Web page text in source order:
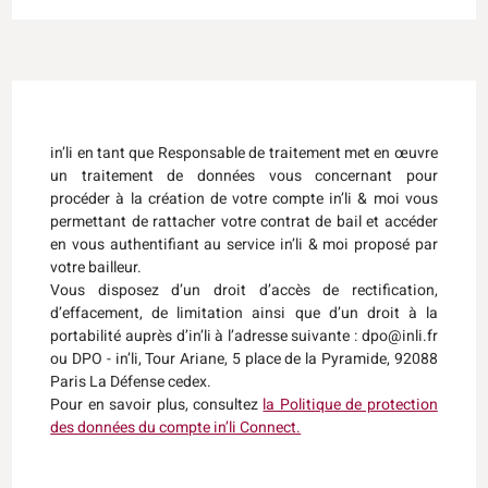
in’li en tant que Responsable de traitement met en œuvre
un traitement de données vous concernant pour
procéder à la création de votre compte in’li & moi vous
permettant de rattacher votre contrat de bail et accéder
en vous authentifiant au service in’li & moi proposé par
votre bailleur.
Vous disposez d’un droit d’accès de rectification,
d’effacement, de limitation ainsi que d’un droit à la
portabilité auprès d’in’li à l’adresse suivante : dpo@inli.fr
ou DPO - in’li, Tour Ariane, 5 place de la Pyramide, 92088
Paris La Défense cedex.
Pour en savoir plus, consultez la Politique de protection
des données du compte in’li Connect.